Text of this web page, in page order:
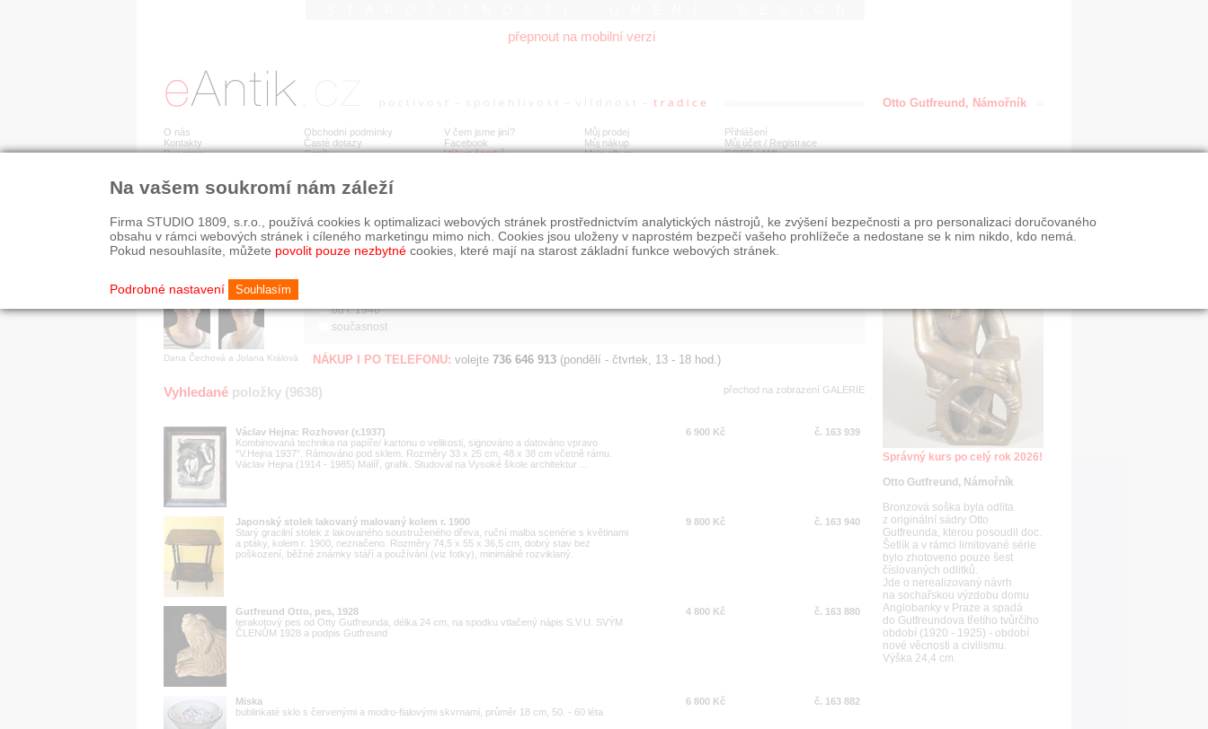
přepnout na mobilní verzi
O nás
Kontakty
Recenze
Obchodní podmínky
Časté dotazy
Ceník
V čem jsme jiní?
Facebook
Výkup šperků
Můj prodej
Můj nákup
Moje album
Přihlášení
Můj účet / Registrace
GDPR/AML
Jsme prověřená firma
Zákazníci u nás oceňují:
■ odborné zázemí
■ bezpečné prostředí
Dana Čechová a Jolana Králová
RYCHLÉ HLEDÁNÍ
HISTORICKÉ OBDOBÍ
všechno
před r. 1800
od r. 1940
současnost
STÁŘÍ NABÍDKY
všechno
jen poslední den
ŘAZENÍ
nejnovější napřed
podle cen sestupně
SLEVY
jen slevy
NÁKUP I PO TELEFONU: volejte 736 646 913 (pondělí - čtvrtek, 13 - 18 hod.)
Vyhledané položky (9638) přechod na zobrazení GALERIE
Václav Hejna: Rozhovor (r.1937)
Kombinovaná technika na papíře/ kartonu o velikosti, signováno a datováno vpravo
“V.Hejna 1937”. Rámováno pod sklem. Rozměry 33 x 25 cm, 48 x 38 cm včetně rámu.
Václav Hejna (1914 - 1985) Malíř, grafik. Studoval na Vysoké škole architektur ...
6 900 Kč č. 163 939
Japonský stolek lakovaný malovaný kolem r. 1900
Starý gracilní stolek z lakovaného soustruženého dřeva, ruční malba scenérie s květinami
a ptáky, kolem r. 1900, neznačeno. Rozměry 74,5 x 55 x 36,5 cm, dobrý stav bez
poškození, běžné známky stáří a používání (viz fotky), minimálně rozviklaný.
9 800 Kč č. 163 940
Gutfreund Otto, pes, 1928
terakotový pes od Otty Gutfreunda, délka 24 cm, na spodku vtlačený nápis S.V.U. SVÝM
ČLENŮM 1928 a podpis Gutfreund
4 800 Kč č. 163 880
Miska
bublinkaté sklo s červenými a modro-fialovými skvrnami, průměr 18 cm, 50. - 60 léta
6 800 Kč č. 163 882
Otto Gutfreund, Námořník
Správný kurs po celý rok 2026!
Otto Gutfreund, Námořník
Bronzová soška byla odlita
z originální sádry Otto
Gutfreunda, kterou posoudil doc.
Šetlík a v rámci limitované série
bylo zhotoveno pouze šest
číslovaných odlitků.
Jde o nerealizovaný návrh
na sochařskou výzdobu domu
Anglobanky v Praze a spadá
do Gutfreundova třetího tvůrčího
období (1920 - 1925) - období
nové věcnosti a civilismu.
Výška 24,4 cm.
Na vašem soukromí nám záleží
Firma STUDIO 1809, s.r.o., používá cookies k optimalizaci webových stránek prostřednictvím analytických nástrojů, ke zvýšení bezpečnosti a pro personalizaci doručovaného
obsahu v rámci webových stránek i cíleného marketingu mimo nich. Cookies jsou uloženy v naprostém bezpečí vašeho prohlížeče a nedostane se k nim nikdo, kdo nemá.
Pokud nesouhlasíte, můžete povolit pouze nezbytné cookies, které mají na starost základní funkce webových stránek.
Podrobné nastavení Souhlasím